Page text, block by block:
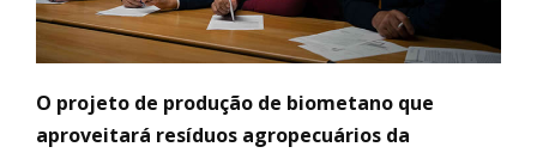
O projeto de produção de biometano que
aproveitará resíduos agropecuários da